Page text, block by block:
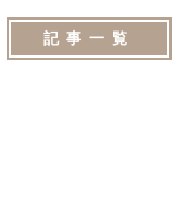
記事一覧